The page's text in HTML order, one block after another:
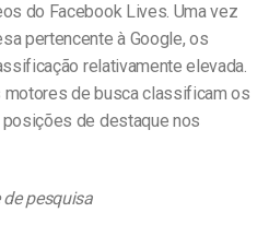
do Facebook Lives. Uma vez
pertencente à Google, os
relativamente elevada.
motores de busca classificam os
de destaque nos
pesquisa